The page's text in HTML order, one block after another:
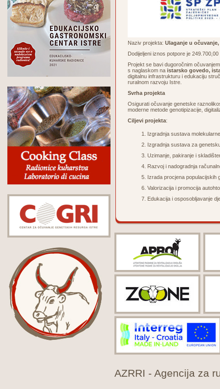
Naziv projekta: Ulaganje u
Dodijeljeni iznos potpore je 249.700,00
Projekt se bavi dugoročnim
s naglaskom na istarsko govedo,
digitalnu infrastrukturu i edukaciju
ruralnom razvoju Istre.
Svrha projekta
Osigurati očuvanje genetske
moderne metode genotipizacije,
Ciljevi projekta:
Izgradnja sustava
Izgradnja sustava za
Uzimanje, pakiranje i
Razvoj i nadogradnja
Izrada procjena populacijskih
Valorizacija i promocija
Edukacija i osposobljavanje
AZRRI - Agencija za